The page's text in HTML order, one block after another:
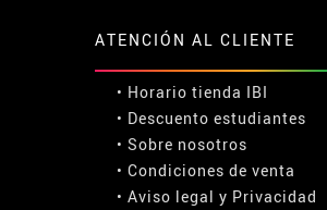
ATENCIÓN AL CLIENTE
• Horario tienda IBI
• Descuento estudiantes
• Sobre nosotros
• Condiciones de venta
• Aviso legal y Privacidad